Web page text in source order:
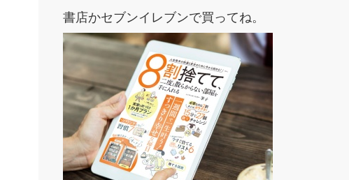
書店かセブンイレブンで買ってね。